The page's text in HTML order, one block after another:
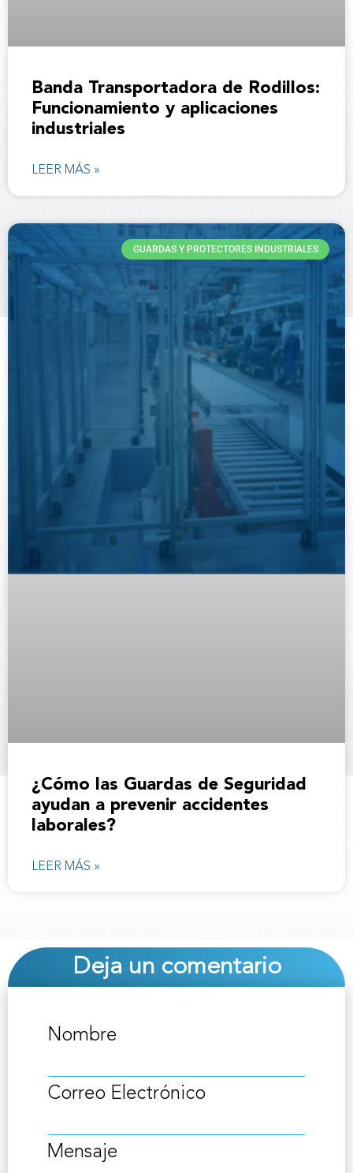
Banda Transportadora de Rodillos:
Funcionamiento y aplicaciones
industriales
LEER MÁS »
GUARDAS Y PROTECTORES INDUSTRIALES
¿Cómo las Guardas de Seguridad
ayudan a prevenir accidentes
laborales?
LEER MÁS »
Deja un comentario
Nombre
Correo Electrónico
Mensaje